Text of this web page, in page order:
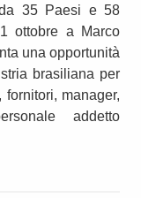
35 Paesi e 58
ottobre a Marco
una opportunità
brasiliana per
manager,
addetto